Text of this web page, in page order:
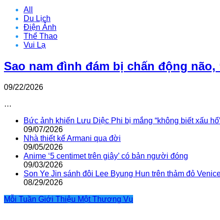
All
Du Lịch
Điện Ảnh
Thể Thao
Vui Lạ
Sao nam đình đám bị chấn động
09/22/2026
…
Bức ảnh khiến Lưu Diệc Phi bị mắng “không biết xấu
09/07/2026
Nhà thiết kế Armani qua đời
09/05/2026
Anime ‘5 centimet trên giây’ có bản người đóng
09/03/2026
Son Ye Jin sánh đôi Lee Byung Hun trên thảm đỏ
08/29/2026
Mỗi Tuần Giới Thiệu Một Thương Vụ